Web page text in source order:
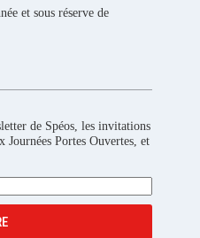
et sous réserve de
de Spéos, les invitations
Journées Portes Ouvertes, et